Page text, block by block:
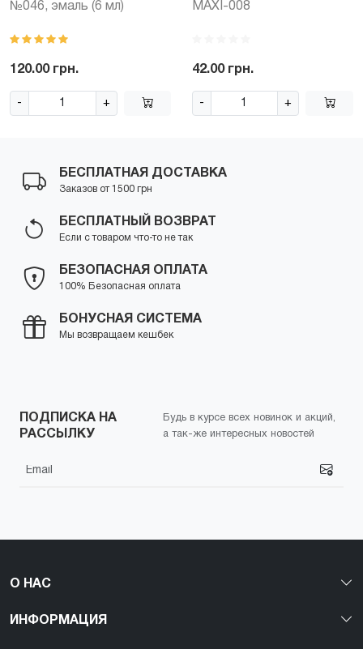
№046, эмаль (6 мл)
120.00 грн.
- +
MAXI-008
42.00 грн.
- +
БЕСПЛАТНАЯ ДОСТАВКА
Заказов от 1500 грн
БЕСПЛАТНЫЙ ВОЗВРАТ
Если с товаром что-то не так
БЕЗОПАСНАЯ ОПЛАТА
100% Безопасная оплата
БОНУСНАЯ СИСТЕМА
Мы возвращаем кешбек
ПОДПИСКА НА
РАССЫЛКУ
Будь в курсе всех новинок и акций,
а так-же интересных новостей
О НАС
ИНФОРМАЦИЯ